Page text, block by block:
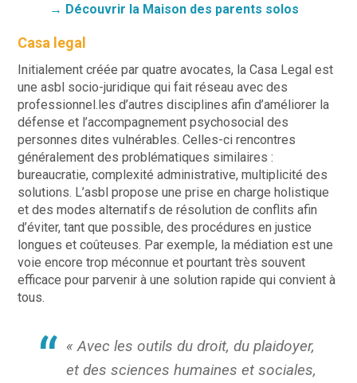
→ Découvrir la Maison des parents solos
Casa legal
Initialement créée par quatre avocates, la Casa Legal est
une asbl socio-juridique qui fait réseau avec des
professionnel.les d’autres disciplines afin d’améliorer la
défense et l’accompagnement psychosocial des
personnes dites vulnérables. Celles-ci rencontres
généralement des problématiques similaires :
bureaucratie, complexité administrative, multiplicité des
solutions. L’asbl propose une prise en charge holistique
et des modes alternatifs de résolution de conflits afin
d’éviter, tant que possible, des procédures en justice
longues et coûteuses. Par exemple, la médiation est une
voie encore trop méconnue et pourtant très souvent
efficace pour parvenir à une solution rapide qui convient à
tous.
« Avec les outils du droit, du plaidoyer,
et des sciences humaines et sociales,